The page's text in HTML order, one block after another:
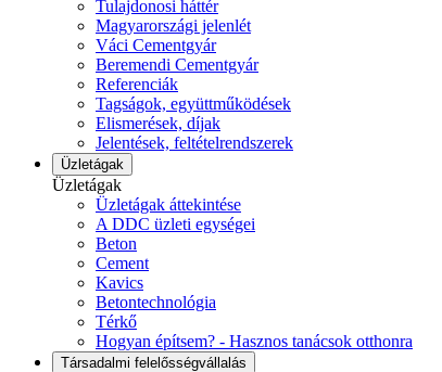
Tulajdonosi háttér
Magyarországi jelenlét
Váci Cementgyár
Beremendi Cementgyár
Referenciák
Tagságok, együttműködések
Elismerések, díjak
Jelentések, feltételrendszerek
Üzletágak
Üzletágak
Üzletágak áttekintése
A DDC üzleti egységei
Beton
Cement
Kavics
Betontechnológia
Térkő
Hogyan építsem? - Hasznos tanácsok otthonra
Társadalmi felelősségvállalás